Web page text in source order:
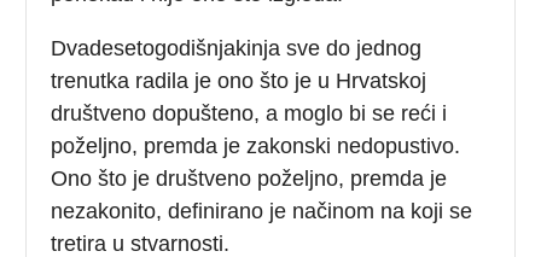
Dvadesetogodišnjakinja sve do jednog
trenutka radila je ono što je u Hrvatskoj
društveno dopušteno, a moglo bi se reći i
poželjno, premda je zakonski nedopustivo.
Ono što je društveno poželjno, premda je
nezakonito, definirano je načinom na koji se
tretira u stvarnosti.